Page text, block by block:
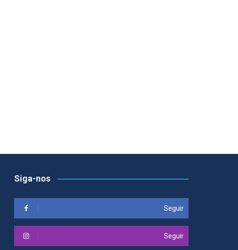
Siga-nos
Seguir
Seguir